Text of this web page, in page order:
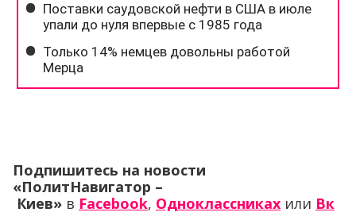
Подпишитесь на новости
«ПолитНавигатор –
Киев» в Facebook, Одноклассниках или Вк